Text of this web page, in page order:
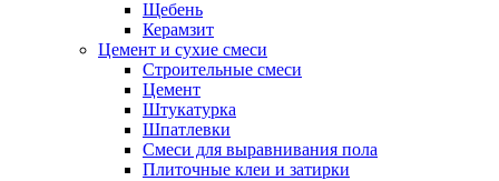
Щебень
Керамзит
Цемент и сухие смеси
Строительные смеси
Цемент
Штукатурка
Шпатлевки
Смеси для выравнивания пола
Плиточные клеи и затирки